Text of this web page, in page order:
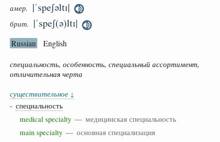
амер. |ˈspeʃəltɪ|
брит. |ˈspeʃ(ə)ltɪ|
Russian English
специальность, особенность, специальный ассортимент,
отличительная черта
существительное ↓
- специальность
medical specialty — медицинская специальность
main specialty — основная специализация